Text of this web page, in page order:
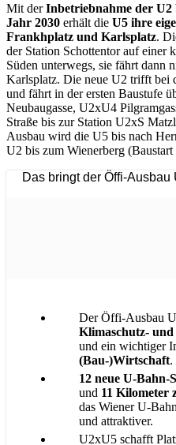
Mit derInbetriebnahme der
Jahr 2030 erhält die U5 ihre
Frankhplatz und Karlsplatz.
der Station Schottentor auf einer
Süden unterwegs, sie fährt dann
Karlsplatz. Die neue U2 trifft bei
und fährt in der ersten Baustufe
Neubaugasse, U2xU4
Straße bis zur Station U2xS
Ausbau wird die U5 bis nach
U2 bis zum Wienerberg
Das bringt der Öffi-Ausbau
Der Öffi-Ausbau
Klimaschutz-
und ein wichtiger
(Bau-)Wirtschaft.
12 neue U-Bahn-
und 11 Kilometer
das Wiener U-
und attraktiver.
U2xU5 schafft